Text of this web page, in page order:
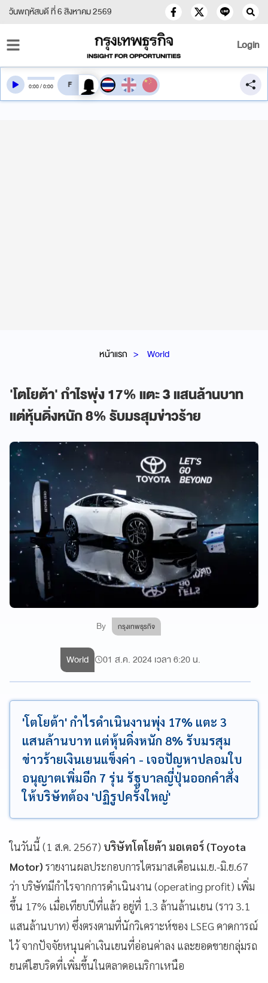
วันพฤหัสบดี ที่ 6 สิงหาคม 2569
Login
หน้าแรก World
'โตโยต้า' กำไรพุ่ง 17% แตะ 3 แสนล้านบาท
แต่หุ้นดิ่งหนัก 8% รับมรสุมข่าวร้าย
By กรุงเทพธุรกิจ
0:00/0:00 สลับเสียงอ่าน
World 01 ส.ค. 2024 เวลา 6:20 น.
'โตโยต้า' กำไรดำเนินงานพุ่ง 17% แตะ 3
แสนล้านบาท แต่หุ้นดิ่งหนัก 8% รับมรสุม
ข่าวร้ายเงินเยนแข็งค่า - เจอปัญหาปลอมใบ
อนุญาตเพิ่มอีก 7 รุ่น รัฐบาลญี่ปุ่นออกคำสั่ง
ให้บริษัทต้อง 'ปฏิรูปครั้งใหญ่'
ในวันนี้ (1 ส.ค. 2567) บริษัทโตโยต้า มอเตอร์ (Toyota
Motor) รายงานผลประกอบการไตรมาสเดือนเม.ย.-มิ.ย.67
ว่า บริษัทมีกำไรจากการดำเนินงาน (operating profit) เพิ่ม
ขึ้น 17% เมื่อเทียบปีที่แล้ว อยู่ที่ 1.3 ล้านล้านเยน (ราว 3.1
แสนล้านบาท) ซึ่งตรงตามที่นักวิเคราะห์ของ LSEG คาดการณ์
ไว้ จากปัจจัยหนุนค่าเงินเยนที่อ่อนค่าลง และยอดขายกลุ่มรถ
ยนต์ไฮบริดที่เพิ่มขึ้นในตลาดอเมริกาเหนือ